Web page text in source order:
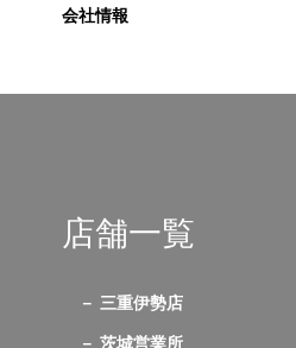
会社情報
店舗一覧
三重伊勢店
茨城営業所